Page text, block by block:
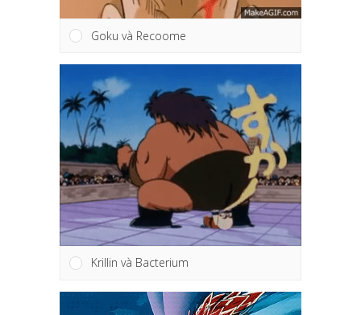
Goku và Recoome
Krillin và Bacterium